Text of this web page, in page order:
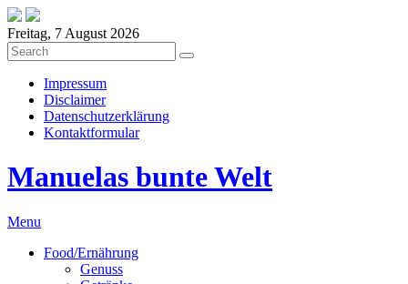
Freitag, 7 August 2026
Impressum
Disclaimer
Datenschutzerklärung
Kontaktformular
Manuelas bunte Welt
Menu
Food/Ernährung
Genuss